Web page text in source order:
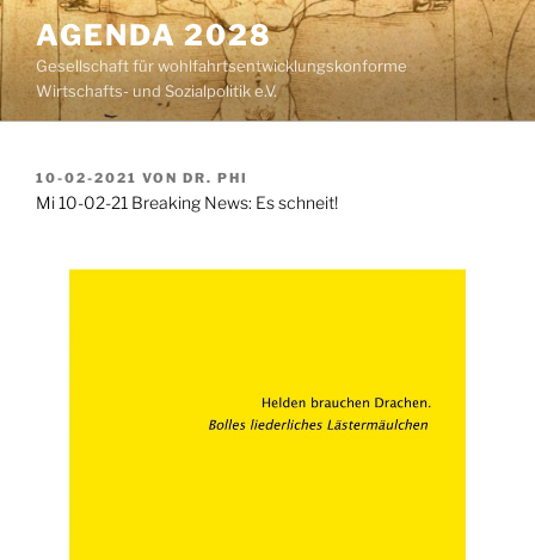
Zum
Inhalt
springen
AGENDA 2028
Gesellschaft für wohlfahrtsentwicklungskonforme
Wirtschafts- und Sozialpolitik e.V.
VERÖFFENTLICHT
AM
10-02-2021 VON DR. PHI
Mi 10-02-21 Breaking News: Es schneit!